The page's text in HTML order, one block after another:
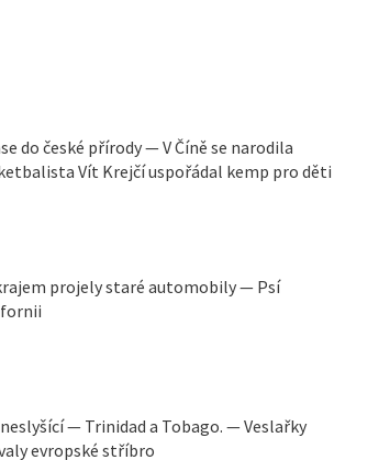
do české přírody — V Číně se narodila
Vít Krejčí uspořádal kemp pro děti
projely staré automobily — Psí
— Trinidad a Tobago. — Veslařky
evropské stříbro